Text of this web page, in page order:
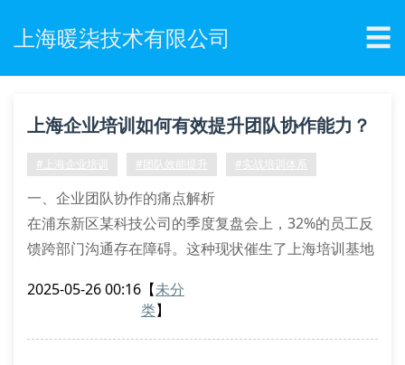
上海暖柒技术有限公司 ☰
上海企业培训如何有效提升团队协作能力？
#上海企业培训 #团队效能提升 #实战培训体系
一、企业团队协作的痛点解析
在浦东新区某科技公司的季度复盘会上，32%的员工反
馈跨部门沟通存在障碍。这种现状催生了上海培训基地
演等互动式学习模块，让参与者亲身体验协作断点。
2025-05-26 00:16 【未分
类】